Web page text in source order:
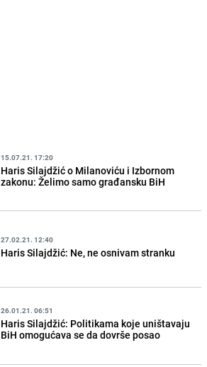
15.07.21. 17:20
Haris Silajdžić o Milanoviću i Izbornom
zakonu: Želimo samo građansku BiH
27.02.21. 12:40
Haris Silajdžić: Ne, ne osnivam stranku
26.01.21. 06:51
Haris Silajdžić: Politikama koje uništavaju
BiH omogućava se da dovrše posao